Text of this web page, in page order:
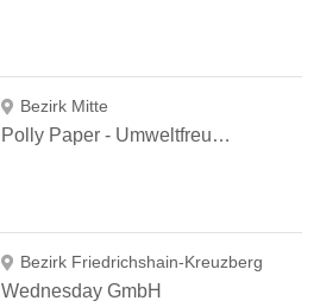
Bezirk Mitte
Polly Paper - Umweltfreundliche Schreibwaren
Bezirk Friedrichshain-Kreuzberg
Wednesday GmbH